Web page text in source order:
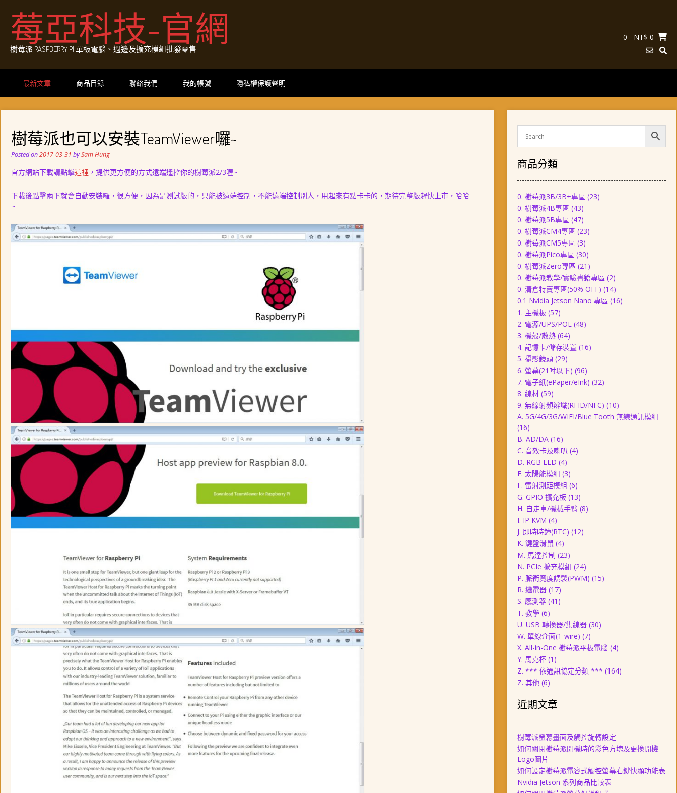
content莓亞科技-官網
樹莓派 RASPBERRY PI 單板電腦、週邊及擴充模組批發零售
0 - NT$ 0
最新文章 商品目錄 聯絡我們 我的帳號 隱私權保護聲明
樹莓派也可以安裝TeamViewer囉~
Posted on2017-03-31 bySam Hung
官方網站下載請點擊這裡 ，提供更方便的方式遠端遙控你的樹莓派2/3喔~
下載後點擊兩下就會自動安裝囉，很方便，因為是測試版的，只能被遠端控制，不能遠端控制別人，用起來有點卡卡的，期待完整版趕快上市，哈哈
~
商品分類
0. 樹莓派3B/3B+專區 (23)
0. 樹莓派4B專區 (43)
0. 樹莓派5B專區 (47)
0. 樹莓派CM4專區 (23)
0. 樹莓派CM5專區 (3)
0. 樹莓派Pico專區 (30)
0. 樹莓派Zero專區 (21)
0. 樹莓派教學/實驗書籍專區 (2)
0. 清倉特賣專區(50% OFF) (14)
0.1 Nvidia Jetson Nano 專區 (16)
1. 主機板 (57)
2. 電源/UPS/POE (48)
3. 機殼/散熱 (64)
4. 記憶卡/儲存裝置 (16)
5. 攝影鏡頭 (29)
6. 螢幕(21吋以下) (96)
7. 電子紙(ePaper/eInk) (32)
8. 線材 (59)
9. 無線射頻辨識(RFID/NFC) (10)
A. 5G/4G/3G/WIFI/Blue Tooth 無線通訊模組
(16)
B. AD/DA (16)
C. 音效卡及喇叭 (4)
D. RGB LED (4)
E. 太陽能模組 (3)
F. 雷射測距模組 (6)
G. GPIO 擴充板 (13)
H. 自走車/機械手臂 (8)
I. IP KVM (4)
J. 即時時鐘(RTC) (12)
K. 鍵盤滑鼠 (4)
M. 馬達控制 (23)
N. PCIe 擴充模組 (24)
P. 脈衝寬度調製(PWM) (15)
R. 繼電器 (17)
S. 感測器 (41)
T. 教學 (6)
U. USB 轉換器/集線器 (30)
W. 單線介面(1-wire) (7)
X. All-in-One 樹莓派平板電腦 (4)
Y. 馬克杯 (1)
Z. *** 依通訊協定分類 *** (164)
Z. 其他 (6)
近期文章
樹莓派螢幕畫面及觸控旋轉設定
如何關閉樹莓派開機時的彩色方塊及更換開機
Logo圖片
如何設定樹莓派電容式觸控螢幕右鍵快顯功能表
Nvidia Jetson 系列商品比較表